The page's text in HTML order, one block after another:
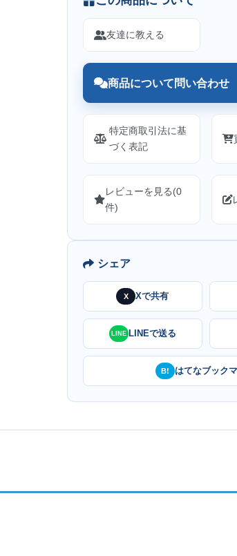
友達に教える
商品について問い合わせ
特定商取引法に基
づく表記
レビューを見る(0
件)
シェア
X Xで共有
LINE LINEで送る
B! はてなブック